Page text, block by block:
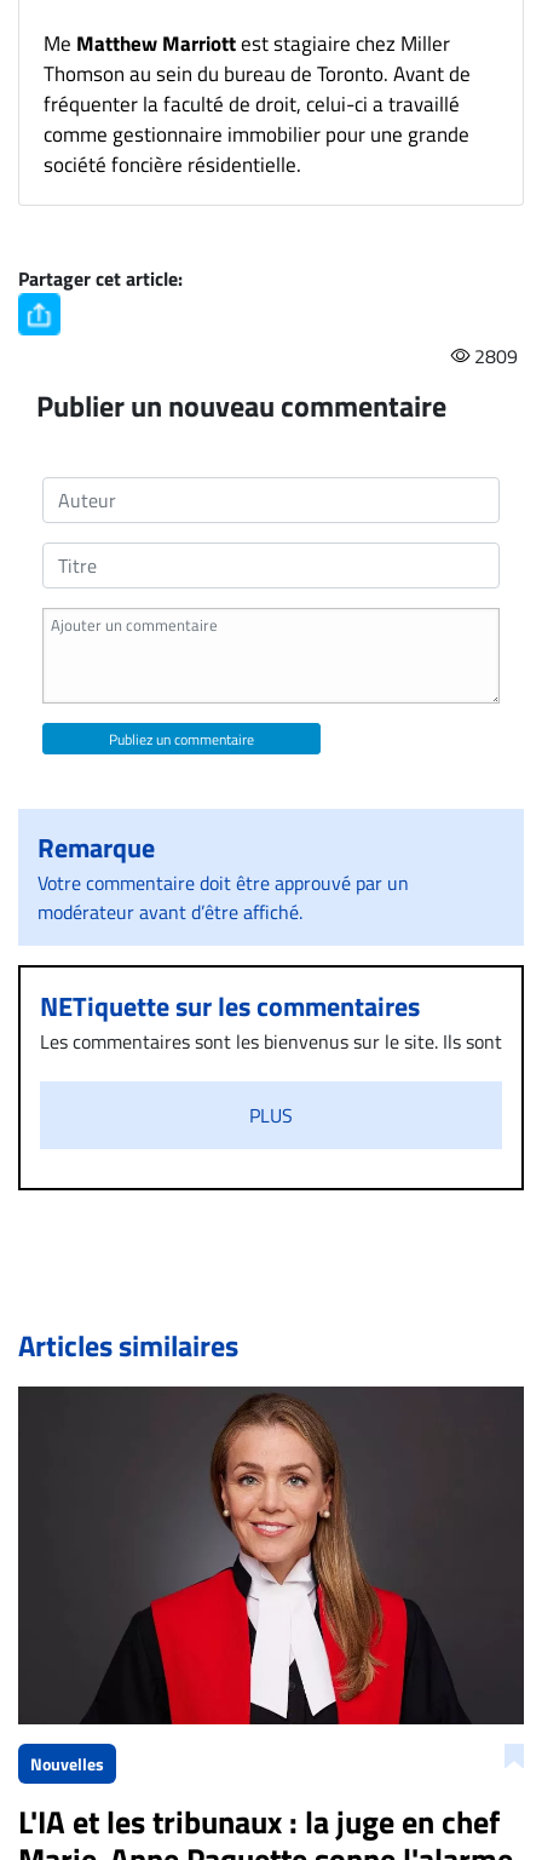
Me Matthew Marriottest stagiaire chez Miller
Thomson au sein du bureau de Toronto. Avant de
fréquenter la faculté de droit, celui-ci a travaillé
comme gestionnaire immobilier pour une grande
société foncière résidentielle.
Partager cet article:
2809
Publier un nouveau commentaire
Publiez un commentaire
Remarque
Votre commentaire doit être approuvé par un
modérateur avant d’être affiché.
NETiquette sur les commentaires
Les commentaires sont les bienvenus sur le site. Ils sont
diffamatoire. Si malgré cette politique de modération,
un commentaire publié sur le site vous dérange, prenez
immédiatement contact par courriel (info@droit-
de validation, un droit de réponse.
Bien à vous,
La Rédaction de Droit-inc.com
PLUS
Articles similaires
Nouvelles
L'IA et les tribunaux : la juge en chef